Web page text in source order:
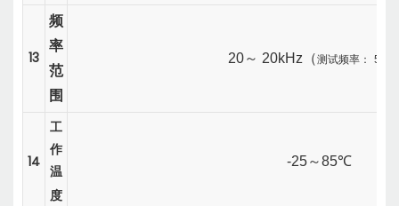
13
频
率
范
围
20～ 20kHz（测试频率：
14
工
作
温
度
-25～85℃